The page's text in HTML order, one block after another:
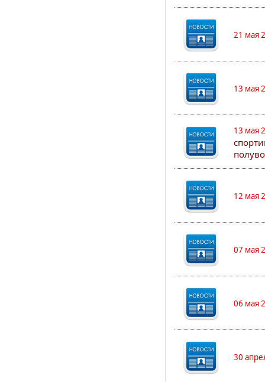
21 мая
13 мая
13 мая
12 мая
07 мая
06 мая
30